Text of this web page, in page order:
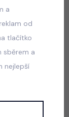
stretch pas +
a
od
tlačítko
sběrem a
nejlepší